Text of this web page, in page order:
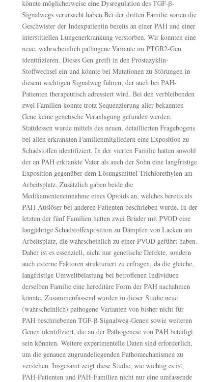
könnte möglicherweise eine Dysregulation des TGF-β-
Signalwegs verursacht haben.Bei der dritten Familie waren die
Geschwister der Indexpatientin bereits an einer PAH und einer
interstitiellen Lungenerkrankung verstorben. Wir konnten eine
neue, wahrscheinlich pathogene Variante im PTGR2-Gen
identifizieren. Dieses Gen greift in den Prostazyklin-
Stoffwechsel ein und könnte bei Mutationen zu Störungen in
diesem wichtigen Signalweg führen, der auch bei PAH-
Patienten therapeutisch adressiert wird. Bei den verbleibenden
zwei Familien konnte trotz Sequenzierung aller bekannten
Gene keine genetische Veranlagung gefunden werden.
Stattdessen wurde mittels des neuen, detaillierten Fragebogens
bei allen erkrankten Familienmitgliedern eine Exposition zu
Schadstoffen identifiziert. In der vierten Familie hatten sowohl
der an PAH erkrankte Vater als auch der Sohn eine langfristige
Exposition gegenüber dem Lösungsmittel Trichlorethylen am
Arbeitsplatz. Zusätzlich gaben beide die
Medikamenteneinnahme eines Opioids an, welches bereits als
PAH-Auslöser bei anderen Patienten beschrieben wurde. In der
letzten der fünf Familien hatten zwei Brüder mit PVOD eine
langjährige Schadstoffexposition zu Dämpfen von Lacken am
Arbeitsplatz, die wahrscheinlich zu einer PVOD geführt haben.
Daher ist es essenziell, nicht nur genetische Defekte, sondern
auch externe Faktoren strukturiert zu erfragen, da die gleiche,
langfristige Umweltbelastung bei betroffenen Individuen
derselben Familie eine hereditäre Form der PAH nachahmen
könnte. Zusammenfassend wurden in dieser Studie neue
(wahrscheinlich) pathogene Varianten von bisher nicht für
PAH beschriebenen TGF-β-Signalweg-Genen sowie weiteren
Genen identifiziert, die an der Pathogenese von PAH beteiligt
sein könnten. Weitere experimentelle Daten sind erforderlich,
um die genauen zugrundeliegenden Pathomechanismen zu
verstehen. Insgesamt zeigt diese Studie, wie wichtig es ist,
PAH-Patienten und PAH-Familien nicht nur eine umfassende